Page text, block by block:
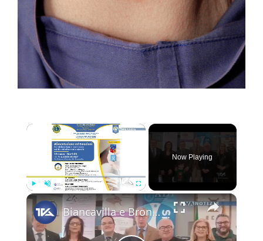
×
Play Unmute Fullscreen
Now Playing
×
Biancavilla e Bronte. Incontri Lions club su sensibilizzazione e prevenzione disturbi alimentari e o